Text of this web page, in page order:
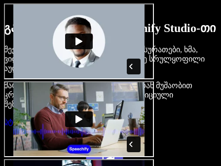
გაიგე, რას შეძლებ Speechify Studio-თი
შექმენი გახმოვანება, დაამატე უფასო სურათები, ხმა,
ვიდეო, დააკლონირე შენი ხმა — ააწყე სრულყოფილი
აუდიო-ვიდეო პროექტები.
მარტივი ინტერფეისით და ბრაუზერიდან მუშაობით
კრეატორები თავისუფლდებიან ტრადიციული
შეზღუდვებისგან.
სტუდიის გახსნა